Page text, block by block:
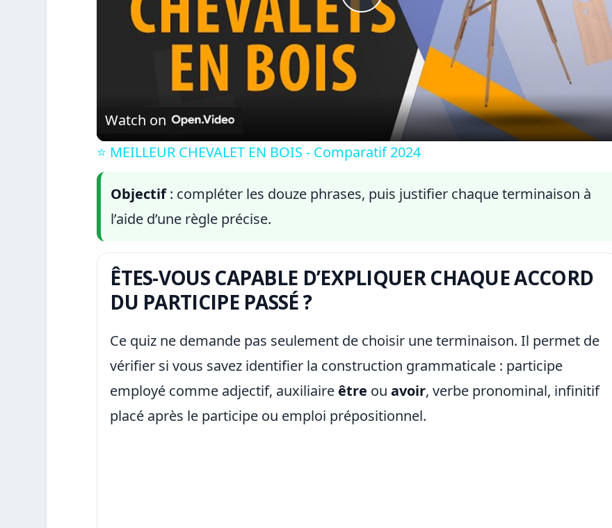
Play
Video
Watch on
⭐️ MEILLEUR CHEVALET EN BOIS - Comparatif 2024
Objectif: compléter les douze phrases, puis justifier chaque terminaison à
l’aide d’une règle précise.
ÊTES-VOUS CAPABLE D’EXPLIQUER CHAQUE ACCORD
DU PARTICIPE PASSÉ ?
Ce quiz ne demande pas seulement de choisir une terminaison. Il permet de
vérifier si vous savez identifier la construction grammaticale : participe
employé comme adjectif, auxiliaire être ouavoir, verbe pronominal, infinitif
placé après le participe ou emploi prépositionnel.